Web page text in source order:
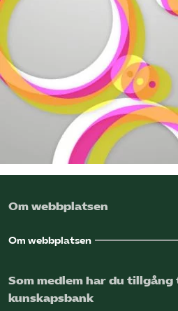
Sök på
In english
Om webbplatsen
Om webbplatsen
Som medlem har du
kunskapsbank